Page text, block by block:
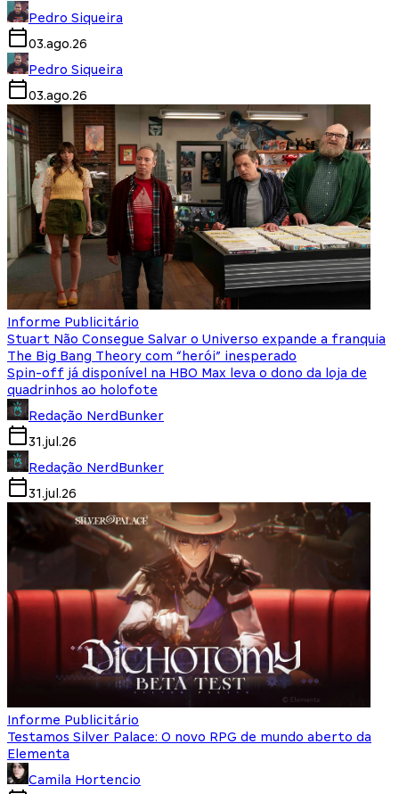
Pedro Siqueira
03.ago.26
Pedro Siqueira
03.ago.26
Informe Publicitário
Stuart Não Consegue Salvar o Universo expande a franquia
The Big Bang Theory com “herói” inesperado
Spin-off já disponível na HBO Max leva o dono da loja de
quadrinhos ao holofote
Redação NerdBunker
31.jul.26
Redação NerdBunker
31.jul.26
Informe Publicitário
Testamos Silver Palace: O novo RPG de mundo aberto da
Elementa
Camila Hortencio